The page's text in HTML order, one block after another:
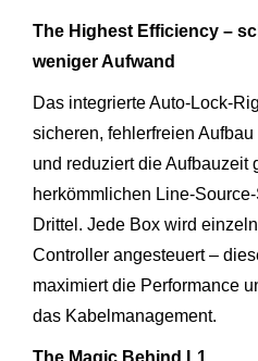
The Highest Efficiency –
weniger Aufwand
Das integrierte Auto-Lock-
sicheren, fehlerfreien
und reduziert die Aufbauzeit
herkömmlichen Line-
Drittel. Jede Box wird
Controller angesteuert –
maximiert die Performance
das Kabelmanagement.
The Magic Behind L1